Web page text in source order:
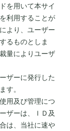
を用いて本サイ
利用することが
より、ユーザー
るものとしま
量によりユーザ
ザーに発行した
す。
用及び管理につ
ザーは、ＩＤ及
は、当社に速や